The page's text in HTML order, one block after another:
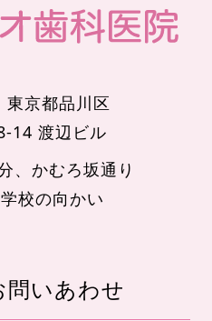
京都品川区
14 渡辺ビル
、かむろ坂通り
校の向かい
問いあわせ